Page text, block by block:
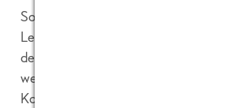
Solange die Gesetzgebung die
Lebensmittelkennzeichung nicht
den Produzenten Systeme finden,
werden. Der Clou und die
Konsumenten so einfach und